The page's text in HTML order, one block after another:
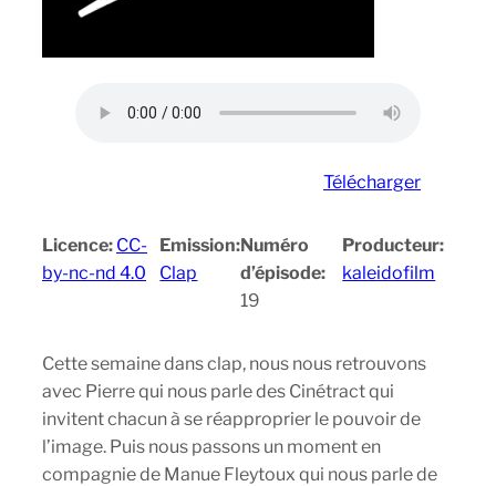
Télécharger
Licence: CC-
by-nc-nd 4.0
Emission:
Clap
Numéro
d’épisode:
19
Producteur:
kaleidofilm
Cette semaine dans clap, nous nous retrouvons
avec Pierre qui nous parle des Cinétract qui
invitent chacun à se réapproprier le pouvoir de
l’image. Puis nous passons un moment en
compagnie de Manue Fleytoux qui nous parle de